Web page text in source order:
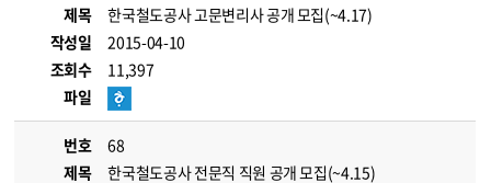
제목
한국철도공사 고문변리사 공개 모집(~4.17)
작성일
2015-04-10
조회수
11,397
파일
번호
68
제목
한국철도공사 전문직 직원 공개 모집(~4.15)